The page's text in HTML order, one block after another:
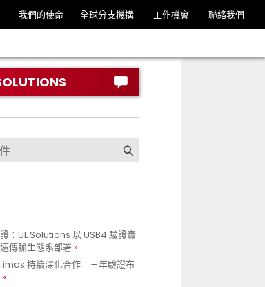
我們的使命 全球分支機搆 工作機會 聯絡我們
：UL Solutions 以 USB4 驗證實
傳輸生態系部署
imos 持續深化合作 三年驗證布